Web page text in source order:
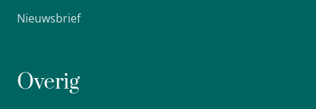
Nieuwsbrief
Overig